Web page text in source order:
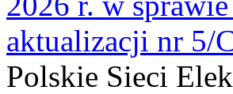
aktualizacji nr 5/
Polskie Sieci